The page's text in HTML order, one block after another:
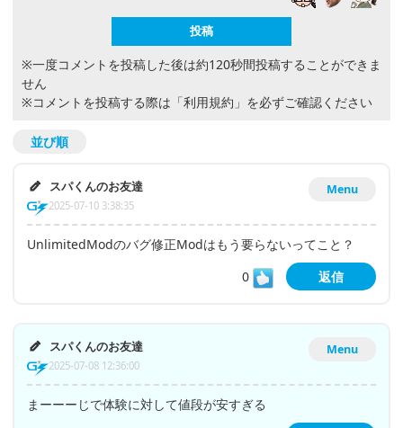
※一度コメントを投稿した後は約120秒間投稿することができま
せん
※コメントを投稿する際は 「利用規約」 を必ずご確認ください
並び順
Menu
スパくんのお友達
2025-07-10 3:38:35
UnlimitedModのバグ修正Modはもう要らないってこと？
0
返信
Menu
スパくんのお友達
2025-07-08 12:36:00
まーーーじで体験に対して値段が安すぎる